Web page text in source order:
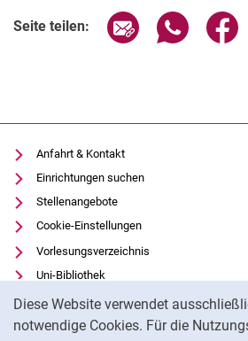
Diese Website verwendet
notwendige Cookies. Für die
Seite teilen: Seite über E-
Seite
Anfahrt & Kontakt
Einrichtungen suchen
Stellenangebote
Cookie-Einstellungen
Vorlesungsverzeichnis
Uni-Bibliothek
Moodle
Panopto